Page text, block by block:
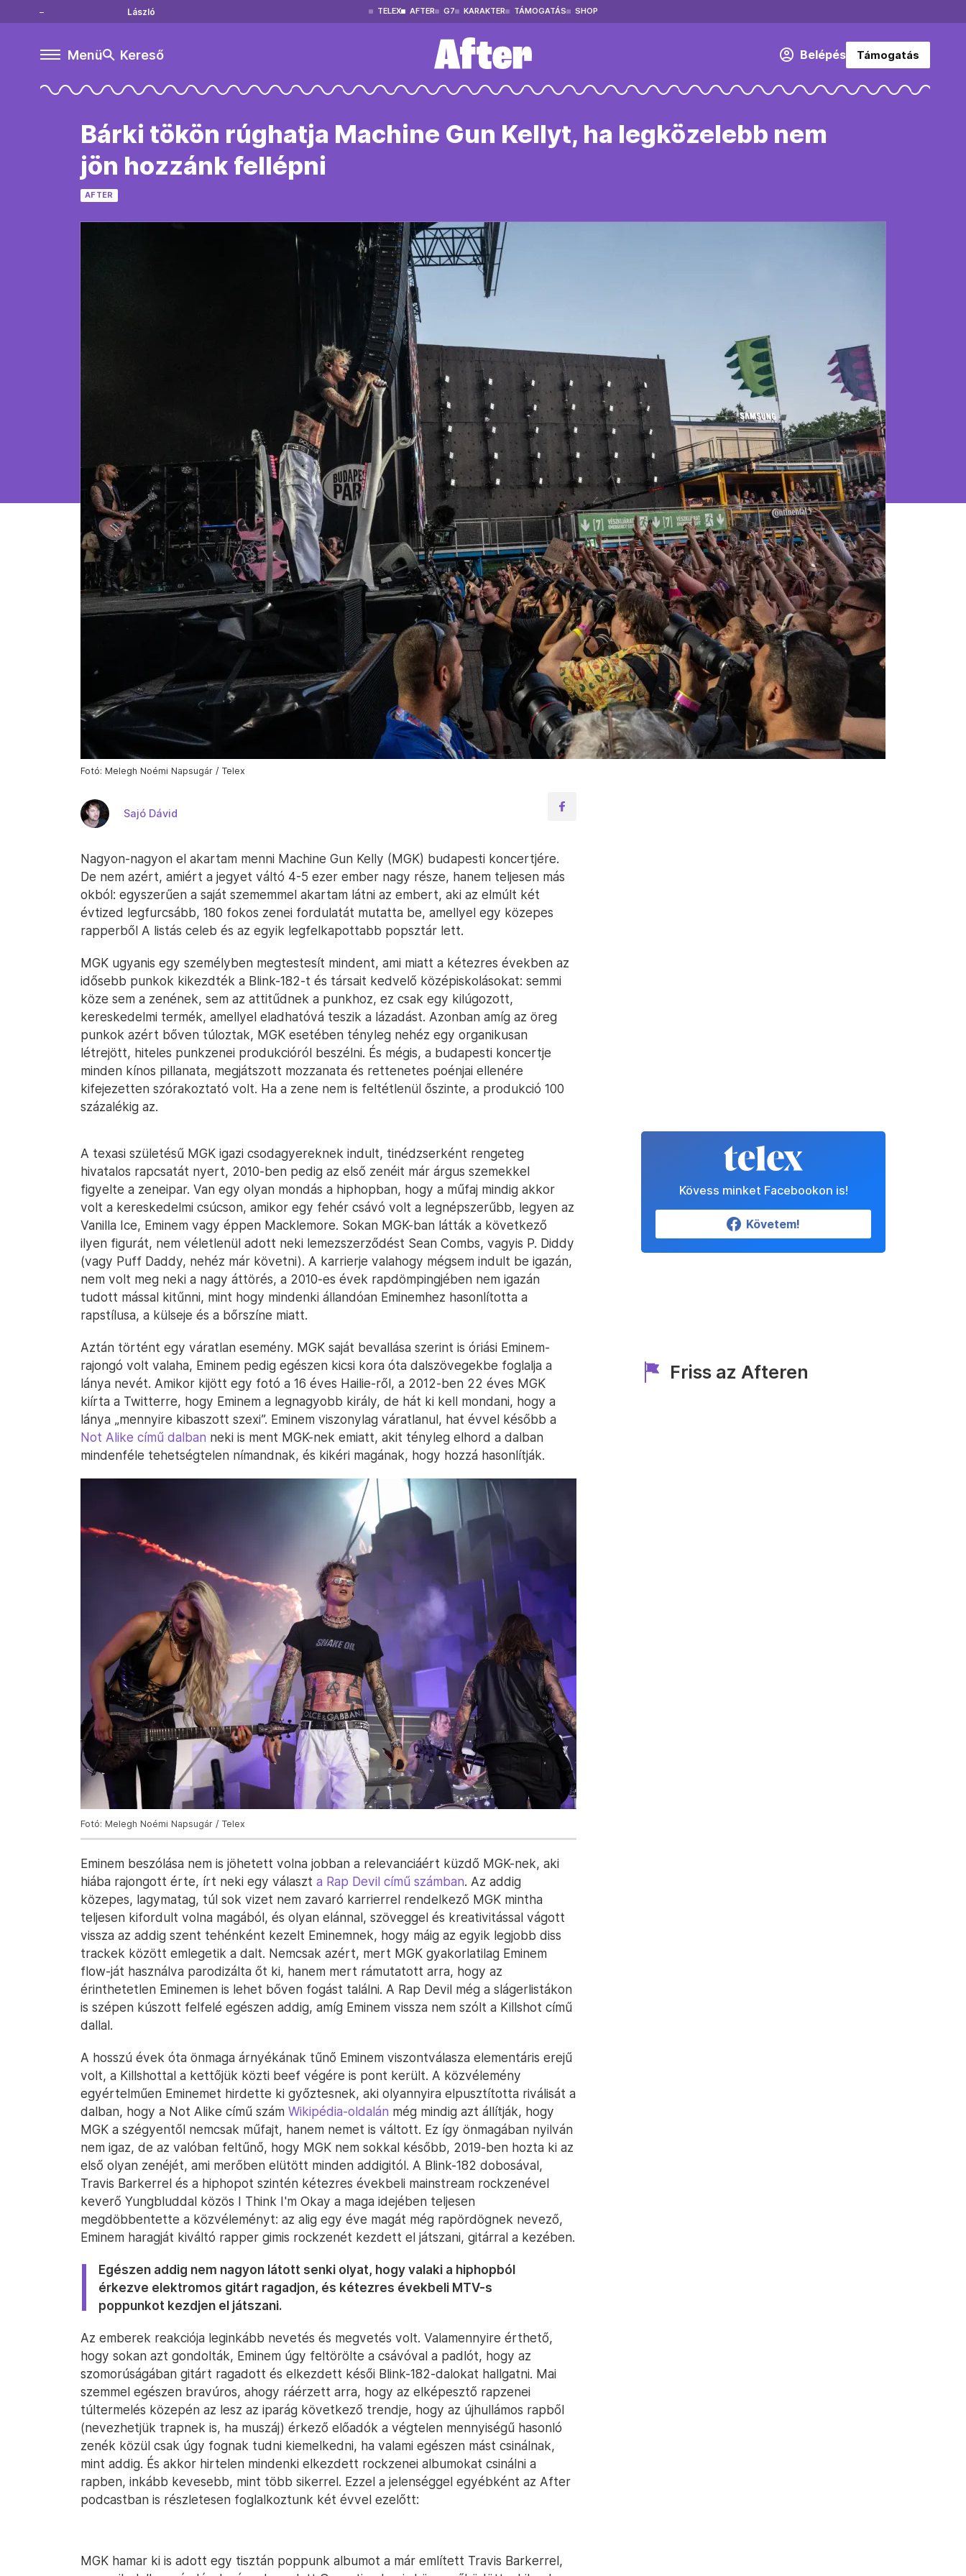
László TELEX AFTER G7 KARAKTER TÁMOGATÁS SHOP
Menü Kereső Belépés Támogatás
Bárki tökön rúghatja Machine Gun Kellyt, ha legközelebb nem
jön hozzánk fellépni
AFTER
Fotó: Melegh Noémi Napsugár / Telex
Sajó Dávid
Nagyon-nagyon el akartam menni Machine Gun Kelly (MGK) budapesti koncertjére.
De nem azért, amiért a jegyet váltó 4-5 ezer ember nagy része, hanem teljesen más
okból: egyszerűen a saját szememmel akartam látni az embert, aki az elmúlt két
évtized legfurcsább, 180 fokos zenei fordulatát mutatta be, amellyel egy közepes
rapperből A listás celeb és az egyik legfelkapottabb popsztár lett.
MGK ugyanis egy személyben megtestesít mindent, ami miatt a kétezres években az
idősebb punkok kikezdték a Blink-182-t és társait kedvelő középiskolásokat: semmi
köze sem a zenének, sem az attitűdnek a punkhoz, ez csak egy kilúgozott,
kereskedelmi termék, amellyel eladhatóvá teszik a lázadást. Azonban amíg az öreg
punkok azért bőven túloztak, MGK esetében tényleg nehéz egy organikusan
létrejött, hiteles punkzenei produkcióról beszélni. És mégis, a budapesti koncertje
minden kínos pillanata, megjátszott mozzanata és rettenetes poénjai ellenére
kifejezetten szórakoztató volt. Ha a zene nem is feltétlenül őszinte, a produkció 100
százalékig az.
A texasi születésű MGK igazi csodagyereknek indult, tinédzserként rengeteg
hivatalos rapcsatát nyert, 2010-ben pedig az első zenéit már árgus szemekkel
figyelte a zeneipar. Van egy olyan mondás a hiphopban, hogy a műfaj mindig akkor
volt a kereskedelmi csúcson, amikor egy fehér csávó volt a legnépszerűbb, legyen az
Vanilla Ice, Eminem vagy éppen Macklemore. Sokan MGK-ban látták a következő
ilyen figurát, nem véletlenül adott neki lemezszerződést Sean Combs, vagyis P. Diddy
(vagy Puff Daddy, nehéz már követni). A karrierje valahogy mégsem indult be igazán,
nem volt meg neki a nagy áttörés, a 2010-es évek rapdömpingjében nem igazán
tudott mással kitűnni, mint hogy mindenki állandóan Eminemhez hasonlította a
rapstílusa, a külseje és a bőrszíne miatt.
Aztán történt egy váratlan esemény. MGK saját bevallása szerint is óriási Eminem-
rajongó volt valaha, Eminem pedig egészen kicsi kora óta dalszövegekbe foglalja a
lánya nevét. Amikor kijött egy fotó a 16 éves Hailie-ről, a 2012-ben 22 éves MGK
kiírta a Twitterre, hogy Eminem a legnagyobb király, de hát ki kell mondani, hogy a
lánya „mennyire kibaszott szexi”. Eminem viszonylag váratlanul, hat évvel később a
Not Alike című dalban neki is ment MGK-nek emiatt, akit tényleg elhord a dalban
mindenféle tehetségtelen nímandnak, és kikéri magának, hogy hozzá hasonlítják.
Fotó: Melegh Noémi Napsugár / Telex
Eminem beszólása nem is jöhetett volna jobban a relevanciáért küzdő MGK-nek, aki
hiába rajongott érte, írt neki egy választ a Rap Devil című számban. Az addig
közepes, lagymatag, túl sok vizet nem zavaró karrierrel rendelkező MGK mintha
teljesen kifordult volna magából, és olyan elánnal, szöveggel és kreativitással vágott
vissza az addig szent tehénként kezelt Eminemnek, hogy máig az egyik legjobb diss
trackek között emlegetik a dalt. Nemcsak azért, mert MGK gyakorlatilag Eminem
flow-ját használva parodizálta őt ki, hanem mert rámutatott arra, hogy az
érinthetetlen Eminemen is lehet bőven fogást találni. A Rap Devil még a slágerlistákon
is szépen kúszott felfelé egészen addig, amíg Eminem vissza nem szólt a Killshot című
dallal.
A hosszú évek óta önmaga árnyékának tűnő Eminem viszontválasza elementáris erejű
volt, a Killshottal a kettőjük közti beef végére is pont került. A közvélemény
egyértelműen Eminemet hirdette ki győztesnek, aki olyannyira elpusztította riválisát a
dalban, hogy a Not Alike című szám Wikipédia-oldalán még mindig azt állítják, hogy
MGK a szégyentől nemcsak műfajt, hanem nemet is váltott. Ez így önmagában nyilván
nem igaz, de az valóban feltűnő, hogy MGK nem sokkal később, 2019-ben hozta ki az
első olyan zenéjét, ami merőben elütött minden addigitól. A Blink-182 dobosával,
Travis Barkerrel és a hiphopot szintén kétezres évekbeli mainstream rockzenével
keverő Yungbluddal közös I Think I'm Okay a maga idejében teljesen
megdöbbentette a közvéleményt: az alig egy éve magát még rapördögnek nevező,
Eminem haragját kiváltó rapper gimis rockzenét kezdett el játszani, gitárral a kezében.
Egészen addig nem nagyon látott senki olyat, hogy valaki a hiphopból
érkezve elektromos gitárt ragadjon, és kétezres évekbeli MTV-s
poppunkot kezdjen el játszani.
Az emberek reakciója leginkább nevetés és megvetés volt. Valamennyire érthető,
hogy sokan azt gondolták, Eminem úgy feltörölte a csávóval a padlót, hogy az
szomorúságában gitárt ragadott és elkezdett késői Blink-182-dalokat hallgatni. Mai
szemmel egészen bravúros, ahogy ráérzett arra, hogy az elképesztő rapzenei
túltermelés közepén az lesz az iparág következő trendje, hogy az újhullámos rapből
(nevezhetjük trapnek is, ha muszáj) érkező előadók a végtelen mennyiségű hasonló
zenék közül csak úgy fognak tudni kiemelkedni, ha valami egészen mást csinálnak,
mint addig. És akkor hirtelen mindenki elkezdett rockzenei albumokat csinálni a
rapben, inkább kevesebb, mint több sikerrel. Ezzel a jelenséggel egyébként az After
podcastban is részletesen foglalkoztunk két évvel ezelőtt:
MGK hamar ki is adott egy tisztán poppunk albumot a már említett Travis Barkerrel,
Kövess minket Facebookon is!
Követem!
Friss az Afteren